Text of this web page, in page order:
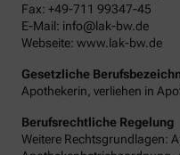
Fax: +49-711 99347-45
E-Mail: info@lak-bw.de
Webseite: www.lak-bw.de
Gesetzliche
Apothekerin, verliehen in
Berufsrechtliche Regelung
Weitere Rechtsgrundlagen: